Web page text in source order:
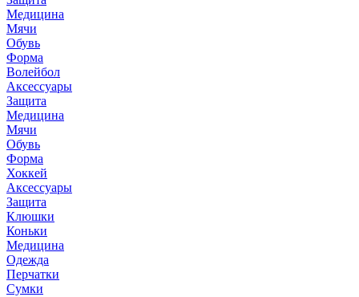
Медицина
Мячи
Обувь
Форма
Волейбол
Аксессуары
Защита
Медицина
Мячи
Обувь
Форма
Хоккей
Аксессуары
Защита
Клюшки
Коньки
Медицина
Одежда
Перчатки
Сумки